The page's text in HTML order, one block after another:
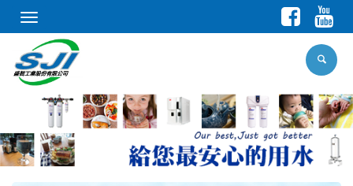
Toggle
navigation